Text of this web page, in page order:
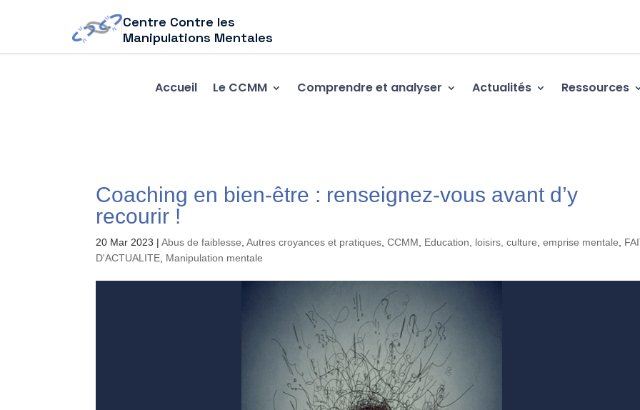
Centre Contre les
Manipulations Mentales
Accueil Le CCMM Comprendre et analyser Actualités Ressources
Coaching en bien-être : renseignez-vous avant d’y
recourir !
20 Mar 2023 |Abus de faiblesse ,Autres croyances et pratiques ,CCMM Education, loisirs, culture ,emprise mentale
D'ACTUALITE Manipulation mentale